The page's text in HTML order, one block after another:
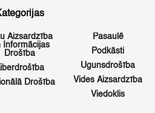
Aizsardzība
Informācijas
Drošība
Drošība
Pasaulē
Podkāsti
Ugunsdrošība
Vides Aizsardzība
Viedoklis